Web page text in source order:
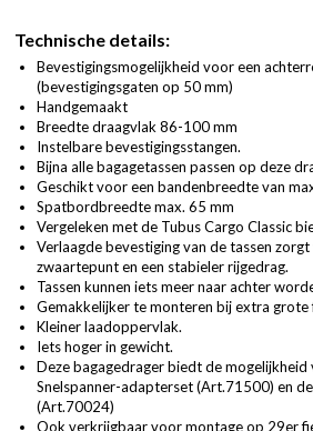
Technische details:
Bevestigingsmogelijkheid voor een
(bevestigingsgaten op 50 mm)
Handgemaakt
Breedte draagvlak 86-100 mm
Instelbare bevestigingsstangen.
Bijna alle bagagetassen passen op deze
Geschikt voor een bandenbreedte van
Spatbordbreedte max. 65 mm
Vergeleken met de Tubus Cargo Classic
Verlaagde bevestiging van de tassen
zwaartepunt en een stabieler rijgedrag.
Tassen kunnen iets meer naar achter
Gemakkelijker te monteren bij extra grote
Kleiner laadoppervlak.
Iets hoger in gewicht.
Deze bagagedrager biedt de mogelijkheid
Snelspanner-adapterset (Art.71500) en
(Art.70024)
Ook verkrijgbaar voor montage op 29er